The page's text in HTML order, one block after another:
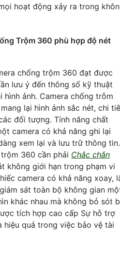
hoạt động xảy ra trong
Trộm 360 phù hợp độ nét
chống trộm 360 đạt được
lưu ý đến thông số kỹ thuật
ảnh. Camera chống trỗm
lại hình ảnh sắc nét, chi
đối tượng. Tính năng chất
camera có khả năng ghi lại
xem lại và lưu trữ thông tin.
360 cần phải Chắc chắn
không giới hạn trong phạm vi
camera có khả năng xoay,
sát toàn bộ không gian
khác nhau mà không bỏ sót
tích hợp cao cấp Sự hỗ trợ
quả trong việc bảo vệ tài